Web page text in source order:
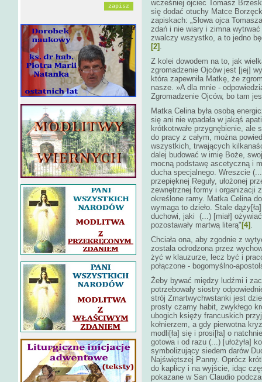
wcześniej ojciec Tomasz
się dodać otuchy Matce
zapiskach: „Słowa ojca
zdań i nie wiary i zimna
zwalczy wszystko, a to jedno
[2] .
Z kolei dowodem na to, jak
zgromadzenie Ojców jest [jej]
która zapewniła Matkę, że
nasze. »A dla mnie -
Zgromadzenie Ojców, bo tam
Matka Celina była osobą
się ani nie wpadała w jakąś
krótkotrwałe przygnębienie, ale
do pracy z całym, można
wszystkich, trwających
dalej budować w imię Boże,
mocną podstawę ascetyczną i
ducha specjalnego. Wreszcie
przepięknej Reguły, ułożonej
zewnętrznej formy i organizacji
określone ramy. Matka Celina
wymaga to dzieło. Stale
duchowi, jaki (...) [miał]
pozostawały martwą literą" [4] .
Chciała ona, aby zgodnie z
została odrodzona przez
żyć w klauzurze, lecz być i
połączone - bogomyślno-
Żeby bywać między ludźmi i
potrzebowały siostry
strój Zmartwychwstanki jest
prosty czarny habit, zwykłego
ubogich księży francuskich
kołnierzem, a gdy pierwotna
modli[ła] się i prosi[ła] o
gotowa i od razu (...) [ułożyła]
symbolizujący siedem darów
Najświętszej Panny. Oprócz
do kaplicy i na wyjście, idąc
pokazane w San Claudio